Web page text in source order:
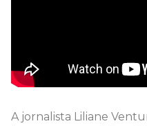
A jornalista Liliane